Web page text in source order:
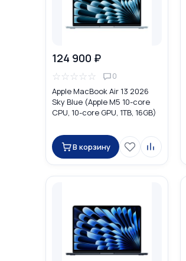
124 900 ₽
☆☆☆☆☆ 0
Apple MacBook Air 13 2026
Sky Blue (Apple M5 10-core
CPU, 10-core GPU, 1TB, 16GB)
В корзину